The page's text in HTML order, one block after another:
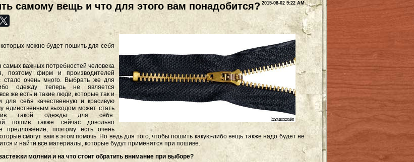
2015-08-02 9:22 AM
самому вещь и что для этого вам понадобится?
можно будет пошить для себя
важных потребностей человека
поэтому фирм и производителей
стало очень много. Выбрать же для
одежду теперь не является
же есть и такие люди, которые так и
для себя качественную и красивую
единственным выходом может стать
такой одежды для себя.
пошив также сейчас довольно
предложение, поэтому есть очень
смогут вам в этом помочь. Но ведь для того, чтобы пошить какую-либо вещь также надо будет не
и найти все материалы, которые будут применятся при пошиве.
молнии и на что стоит обратить внимание при выборе?